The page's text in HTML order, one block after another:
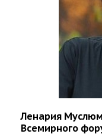
Ленария
Всемирного